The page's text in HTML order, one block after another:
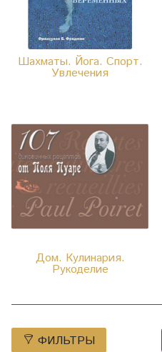
Шахматы. Йога. Спорт.
Увлечения
Дом. Кулинария.
Рукоделие
ФИЛЬТРЫ